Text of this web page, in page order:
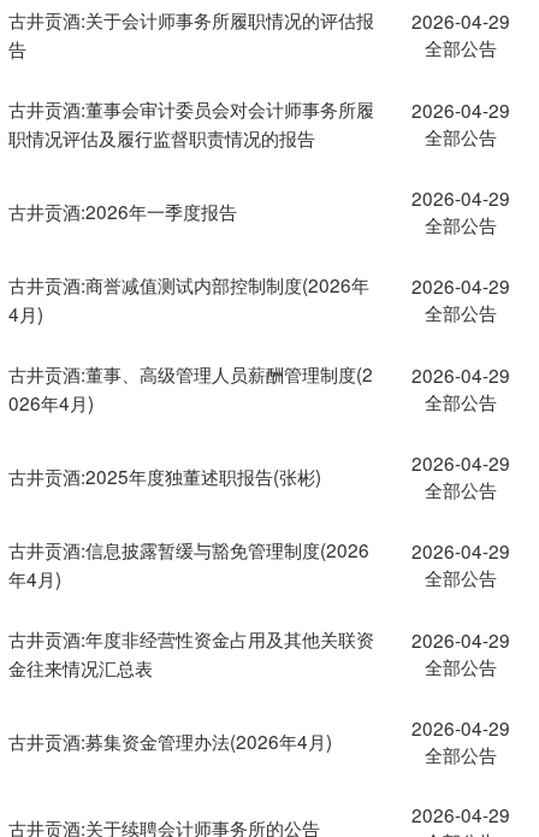
古井贡酒:关于会计师事务所履职情况的评估报
告
2026-04-29
全部公告
古井贡酒:董事会审计委员会对会计师事务所履
职情况评估及履行监督职责情况的报告
2026-04-29
全部公告
古井贡酒:2026年一季度报告
2026-04-29
全部公告
古井贡酒:商誉减值测试内部控制制度(2026年
4月)
2026-04-29
全部公告
古井贡酒:董事、高级管理人员薪酬管理制度(2
026年4月)
2026-04-29
全部公告
古井贡酒:2025年度独董述职报告(张彬)
2026-04-29
全部公告
古井贡酒:信息披露暂缓与豁免管理制度(2026
年4月)
2026-04-29
全部公告
古井贡酒:年度非经营性资金占用及其他关联资
金往来情况汇总表
2026-04-29
全部公告
古井贡酒:募集资金管理办法(2026年4月)
2026-04-29
全部公告
古井贡酒:关于续聘会计师事务所的公告
2026-04-29